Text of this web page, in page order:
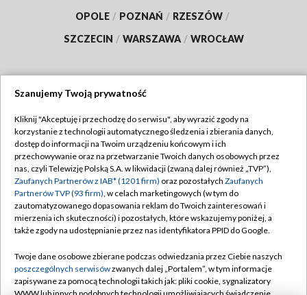
OPOLE / POZNAŃ / RZESZÓW /
SZCZECIN / WARSZAWA / WROCŁAW
TVP
Abonament TVP
Emisja w TVP
Centrum informacji TVP
Naziemna Telewizja Cyfrowa
Rada Programowa
System NOS
Regulamin TVP
Polityka prywatności
Moje zgody
Pomoc
Kontakt
Szanujemy Twoją prywatność
Kliknij "Akceptuję i przechodzę do serwisu", aby wyrazić zgody na
korzystanie z technologii automatycznego śledzenia i zbierania danych,
dostęp do informacji na Twoim urządzeniu końcowym i ich
przechowywanie oraz na przetwarzanie Twoich danych osobowych przez
nas, czyli Telewizję Polską S.A. w likwidacji (zwaną dalej również „TVP”),
Zaufanych Partnerów z IAB* (1201 firm) oraz pozostałych Zaufanych
Partnerów TVP (93 firm), w celach marketingowych (w tym do
zautomatyzowanego dopasowania reklam do Twoich zainteresowań i
mierzenia ich skuteczności) i pozostałych, które wskazujemy poniżej, a
także zgody na udostępnianie przez nas identyfikatora PPID do Google.
Twoje dane osobowe zbierane podczas odwiedzania przez Ciebie naszych
poszczególnych serwisówzwanych dalej „Portalem”, w tym informacje
zapisywane za pomocą technologii takich jak: pliki cookie, sygnalizatory